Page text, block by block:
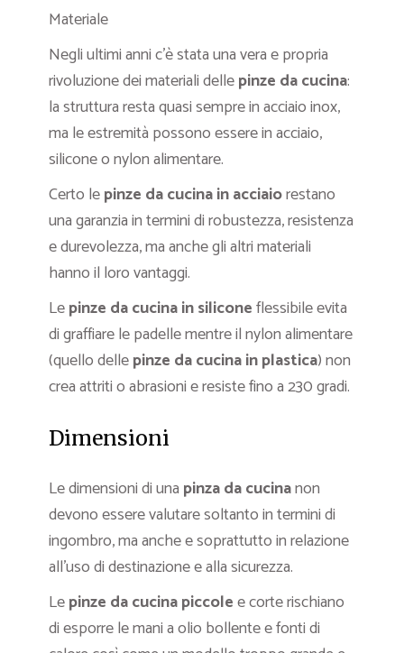
Materiale
Negli ultimi anni c’è stata una vera e propria
rivoluzione dei materiali dellepinze da cucina:
la struttura resta quasi sempre in acciaio inox,
ma le estremità possono essere in acciaio,
silicone o nylon alimentare.
Certo lepinze da cucina in acciaiorestano
una garanzia in termini di robustezza, resistenza
e durevolezza, ma anche gli altri materiali
hanno il loro vantaggi.
Lepinze da cucina in siliconeflessibile evita
di graffiare le padelle mentre il nylon alimentare
(quello dellepinze da cucina in plastica) non
crea attriti o abrasioni e resiste fino a 230 gradi.
Dimensioni
Le dimensioni di una pinza da cucinanon
devono essere valutare soltanto in termini di
ingombro, ma anche e soprattutto in relazione
all’uso di destinazione e alla sicurezza.
Lepinze da cucina piccolee corte rischiano
di esporre le mani a olio bollente e fonti di